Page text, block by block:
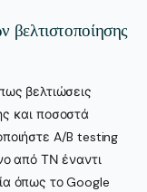
βελτιστοποίησης
βελτιώσεις
και ποσοστά
A/B testing
από ΤΝ έναντι
όπως το Google